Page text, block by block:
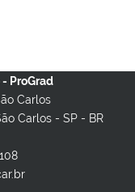
ProGrad
Carlos
Carlos - SP - BR